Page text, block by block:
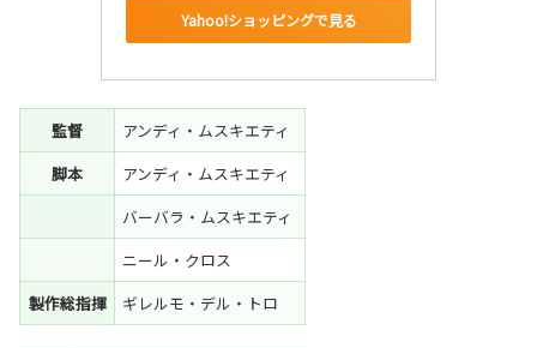
Yahoo!ショッピングで見る
監督
アンディ・ムスキエティ
脚本
アンディ・ムスキエティ
バーバラ・ムスキエティ
ニール・クロス
製作総指揮
ギレルモ・デル・トロ